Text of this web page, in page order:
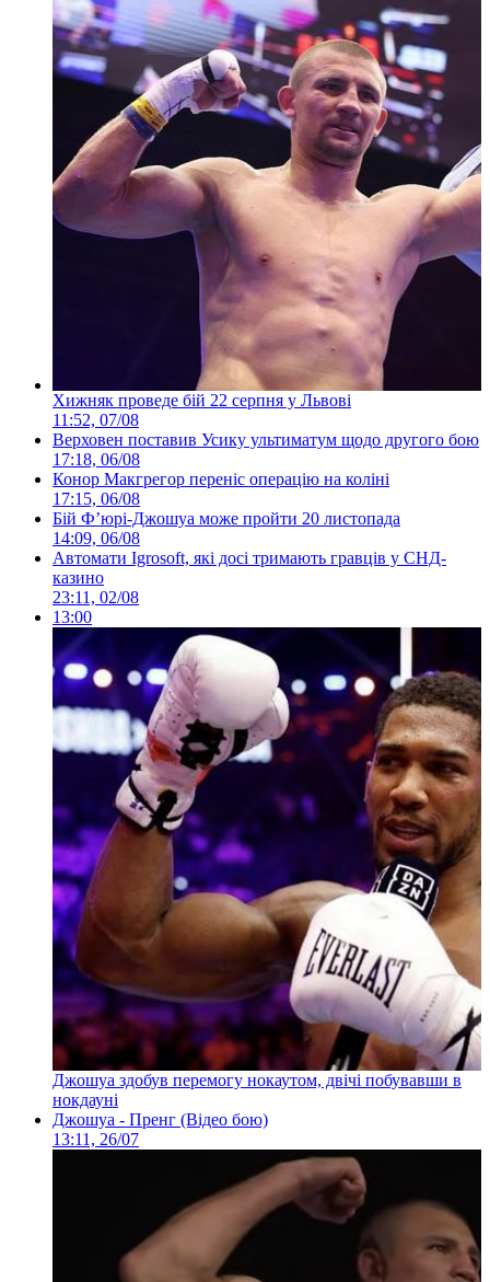
Хижняк проведе бій 22 серпня у Львові
11:52, 07/08
Верховен поставив Усику ультиматум щодо другого бою
17:18, 06/08
Конор Макгрегор переніс операцію на коліні
17:15, 06/08
Бій Ф’юрі-Джошуа може пройти 20 листопада
14:09, 06/08
Автомати Igrosoft, які досі тримають гравців у СНД-
казино
23:11, 02/08
13:00
Джошуа здобув перемогу нокаутом, двічі побувавши в
нокдауні
Джошуа - Пренг (Відео бою)
13:11, 26/07